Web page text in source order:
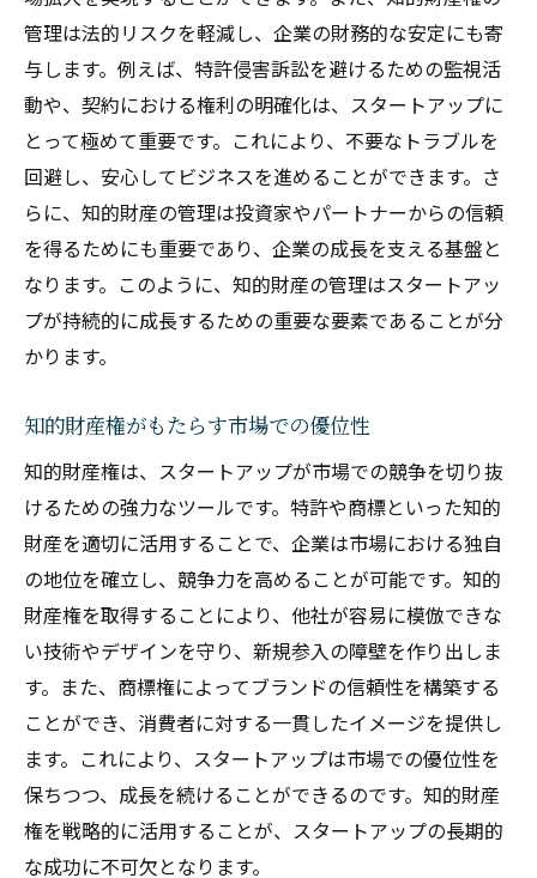
長期的な成功に向けた知的財産権の戦略的
利用
ブランド価値を高める知的財産権の役割とスタ
ートアップの活用事例
ブランド価値向上のための知的財産権の役
割
スタートアップによる知的財産権の革新的
な活用事例
ブランド強化に寄与する商標権の活用
上
財産戦略
知的財産権を活かしたスタートアップの成
功事例
国際競争で生き残るための知的財産権を通じた
成長戦略
国際市場での競争力を高める知的財産戦略
国際競争に打ち勝つための知的財産権の活
用法
グローバル展開を支える知的財産権の重要
性
管理は法的リスクを軽減し、企業の財務的な安定にも寄
与します。例えば、特許侵害訴訟を避けるための監視活
動や、契約における権利の明確化は、スタートアップに
とって極めて重要です。これにより、不要なトラブルを
回避し、安心してビジネスを進めることができます。さ
らに、知的財産の管理は投資家やパートナーからの信頼
を得るためにも重要であり、企業の成長を支える基盤と
なります。このように、知的財産の管理はスタートアッ
プが持続的に成長するための重要な要素であることが分
かります。
知的財産権がもたらす市場での優位性
知的財産権は、スタートアップが市場での競争を切り抜
けるための強力なツールです。特許や商標といった知的
財産を適切に活用することで、企業は市場における独自
の地位を確立し、競争力を高めることが可能です。知的
財産権を取得することにより、他社が容易に模倣できな
い技術やデザインを守り、新規参入の障壁を作り出しま
す。また、商標権によってブランドの信頼性を構築する
ことができ、消費者に対する一貫したイメージを提供し
ます。これにより、スタートアップは市場での優位性を
保ちつつ、成長を続けることができるのです。知的財産
権を戦略的に活用することが、スタートアップの長期的
な成功に不可欠となります。